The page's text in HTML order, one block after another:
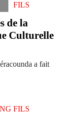
FILS
de la
Culturelle
a fait
FILS